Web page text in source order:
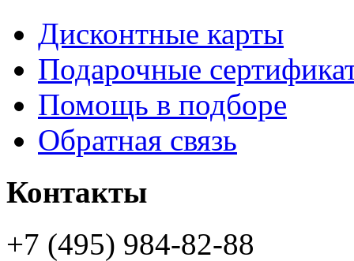
Дисконтные карты
Подарочные
Помощь в подборе
Обратная связь
Контакты
+7 (495) 984-82-88